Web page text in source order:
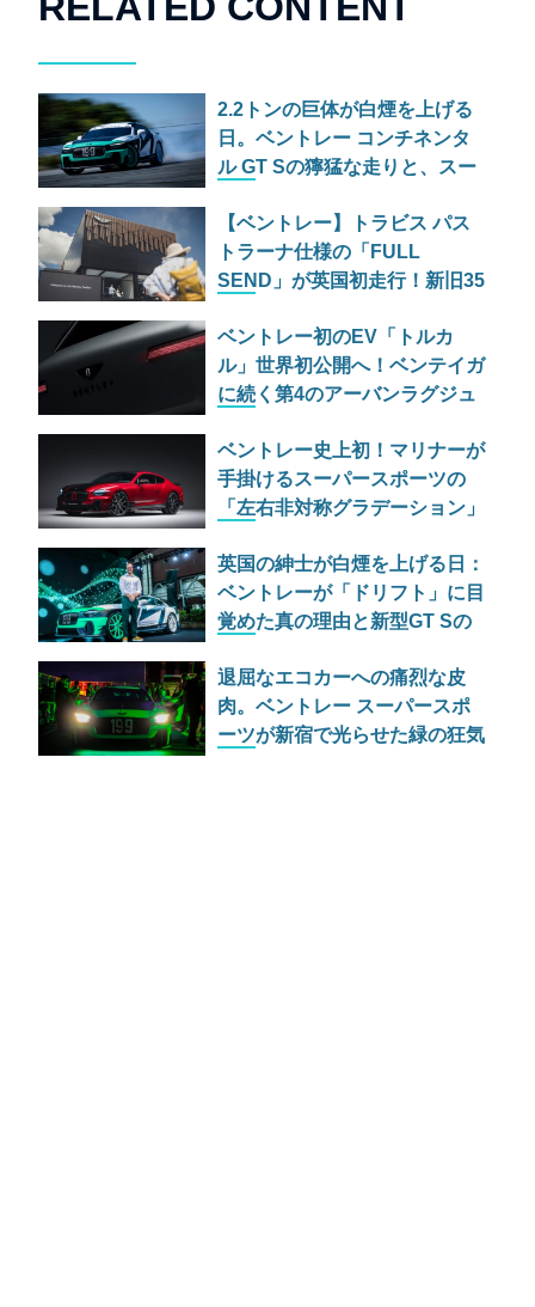
2.2トンの巨体が白煙を上げる
日。ベントレー コンチネンタ
ル GT Sの獰猛な走りと、スー
【ベントレー】トラビス パス
トラーナ仕様の「FULL
SEND」が英国初走行！新旧35
ベントレー初のEV「トルカ
ル」世界初公開へ！ベンテイガ
に続く第4のアーバンラグジュ
ベントレー史上初！マリナーが
手掛けるスーパースポーツの
「左右非対称グラデーション」
英国の紳士が白煙を上げる日：
ベントレーが「ドリフト」に目
覚めた真の理由と新型GT Sの
退屈なエコカーへの痛烈な皮
肉。ベントレー スーパースポ
ーツが新宿で光らせた緑の狂気